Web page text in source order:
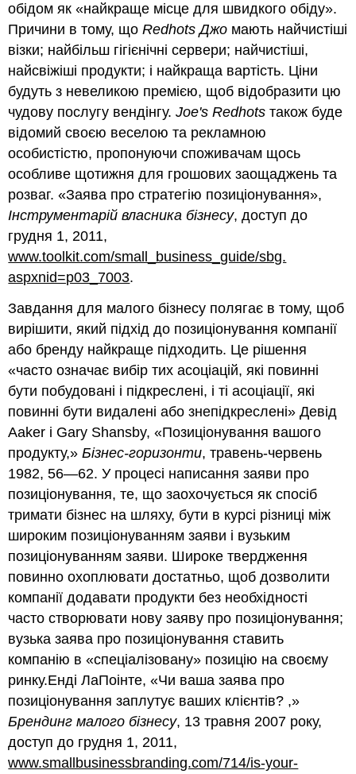
обідом як «найкраще місце для швидкого обіду».
Причини в тому, щоRedhots Джо мають найчистіші
візки; найбільш гігієнічні сервери; найчистіші,
найсвіжіші продукти; і найкраща вартість. Ціни
будуть з невеликою премією, щоб відобразити цю
чудову послугу вендінгу.Joe's Redhots також буде
відомий своєю веселою та рекламною
особистістю, пропонуючи споживачам щось
особливе щотижня для грошових заощаджень та
розваг. «Заява про стратегію позиціонування»,
Інструментарій власника бізнесу, доступ до
грудня 1, 2011,
www.toolkit.com/small_business_guide/sbg.
aspxnid=p03_7003.
Завдання для малого бізнесу полягає в тому, щоб
вирішити, який підхід до позиціонування компанії
або бренду найкраще підходить. Це рішення
«часто означає вибір тих асоціацій, які повинні
бути побудовані і підкреслені, і ті асоціації, які
повинні бути видалені або знепідкреслені» Девід
Aaker і Gary Shansby, «Позиціонування вашого
продукту,»Бізнес-горизонти, травень-червень
1982, 56—62. У процесі написання заяви про
позиціонування, те, що заохочується як спосіб
тримати бізнес на шляху, бути в курсі різниці між
широким позиціонуванням заяви і вузьким
позиціонуванням заяви. Широке твердження
повинно охоплювати достатньо, щоб дозволити
компанії додавати продукти без необхідності
часто створювати нову заяву про позиціонування;
вузька заява про позиціонування ставить
компанію в «спеціалізовану» позицію на своєму
ринку.Енді ЛаПоінте, «Чи ваша заява про
позиціонування заплутує ваших клієнтів? ,»
Брендинг малого бізнесу, 13 травня 2007 року,
доступ до грудня 1, 2011,
www.smallbusinessbranding.com/714/is-your-